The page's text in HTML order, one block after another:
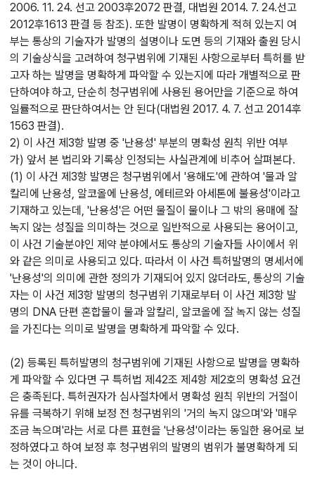
2006. 11. 24. 선고 2003후2072 판결, 대법원 2014. 7. 24.선고
2012후1613 판결 등 참조). 또한 발명이 명확하게 적혀 있는지 여
부는 통상의 기술자가 발명의 설명이나 도면 등의 기재와 출원 당시
의 기술상식을 고려하여 청구범위에 기재된 사항으로부터 특허를 받
고자 하는 발명을 명확하게 파악할 수 있는지에 따라 개별적으로 판
단하여야 하고, 단순히 청구범위에 사용된 용어만을 기준으로 하여
일률적으로 판단하여서는 안 된다(대법원 2017. 4. 7. 선고 2014후
1563 판결).
2) 이 사건 제3항 발명 중 '난용성' 부분의 명확성 원칙 위반 여부
가) 앞서 본 법리와 기록상 인정되는 사실관계에 비추어 살펴본다.
(1) 이 사건 제3항 발명은 청구범위에서 '용해도'에 관하여 '물과 알
칼리에 난용성, 알코올에 난용성, 에테르와 아세톤에 불용성'이라고
기재하고 있는데, '난용성'은 어떤 물질이 물이나 그 밖의 용매에 잘
녹지 않는 성질을 의미하는 것으로 일반적으로 사용되는 용어이고,
이 사건 기술분야인 제약 분야에서도 통상의 기술자들 사이에서 위
와 같은 의미로 사용되고 있다. 따라서 이 사건 특허발명의 명세서에
'난용성'의 의미에 관한 정의가 기재되어 있지 않더라도, 통상의 기술
자는 이 사건 제3항 발명의 청구범위 기재로부터 이 사건 제3항 발
명의 DNA 단편 혼합물이 물과 알칼리, 알코올에 잘 녹지 않는 성질
을 가진다는 의미로 발명을 명확하게 파악할 수 있다.
(2) 등록된 특허발명의 청구범위에 기재된 사항으로 발명을 명확하
게 파악할 수 있다면 구 특허법 제42조 제4항 제2호의 명확성 요건
은 충족된다. 특허권자가 심사절차에서 명확성 원칙 위반의 거절이
유를 극복하기 위해 보정 전 청구범위의 '거의 녹지 않으며'와 '매우
조금 녹으며'라는 서로 다른 표현을 '난용성'이라는 동일한 용어로 보
정하였다고 하여 보정 후 청구범위의 발명의 범위가 불명확하게 되
는 것이 아니다.